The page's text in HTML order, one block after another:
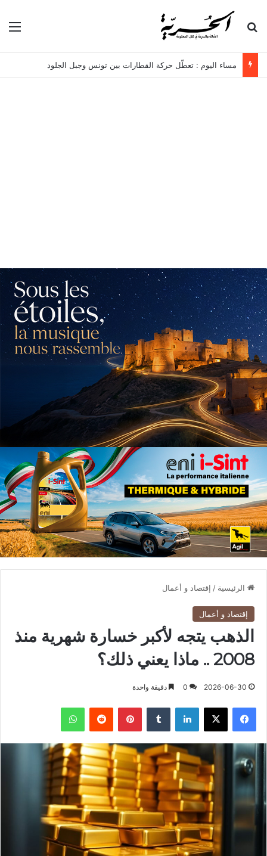
بحث عن
مساء اليوم : تعطّل حركة القطارات بين تونس وجبل الجلود
الرئيسية / إقتصاد و أعمال
إقتصاد و أعمال
الذهب يتجه لأكبر خسارة شهرية منذ
2008 .. ماذا يعني ذلك؟
2026-06-30
0 دقيقة واحدة
فيسبوك X لينكدإن بينتيريست واتساب